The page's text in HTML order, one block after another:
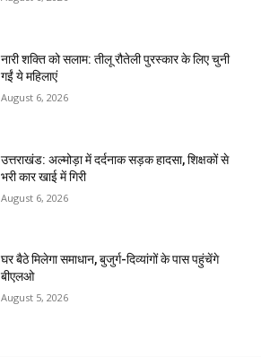
नारी शक्ति को सलाम: तीलू रौतेली पुरस्कार के लिए चुनी
गईं ये महिलाएं
August 6, 2026
उत्तराखंड: अल्मोड़ा में दर्दनाक सड़क हादसा, शिक्षकों से
भरी कार खाई में गिरी
August 6, 2026
घर बैठे मिलेगा समाधान, बुजुर्ग-दिव्यांगों के पास पहुंचेंगे
बीएलओ
August 5, 2026